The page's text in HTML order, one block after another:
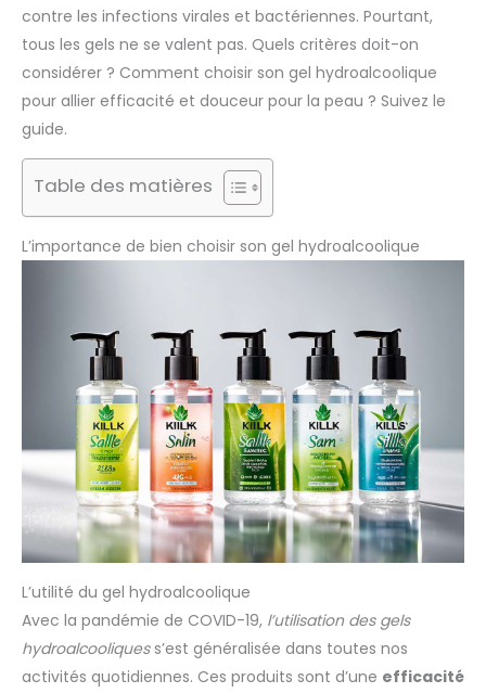
contre les infections virales et bactériennes. Pourtant,
tous les gels ne se valent pas. Quels critères doit-on
considérer ? Comment choisir son gel hydroalcoolique
pour allier efficacité et douceur pour la peau ? Suivez le
guide.
Table des matières
L’importance de bien choisir son gel hydroalcoolique
L’utilité du gel hydroalcoolique
Avec la pandémie de COVID-19, l’utilisation des gels
hydroalcooliquess’est généralisée dans toutes nos
activités quotidiennes. Ces produits sont d’une efficacité